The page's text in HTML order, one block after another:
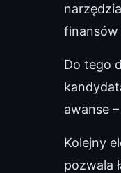
finansów
Do tego
awanse
Kolejny
pozwala